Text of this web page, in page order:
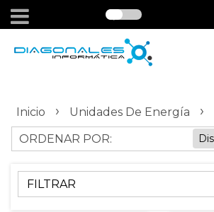
Inicio › Unidades De Energía ›
ORDENAR POR:
FILTRAR